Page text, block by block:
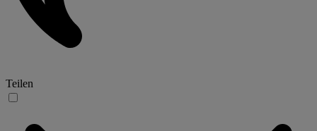
Teilen